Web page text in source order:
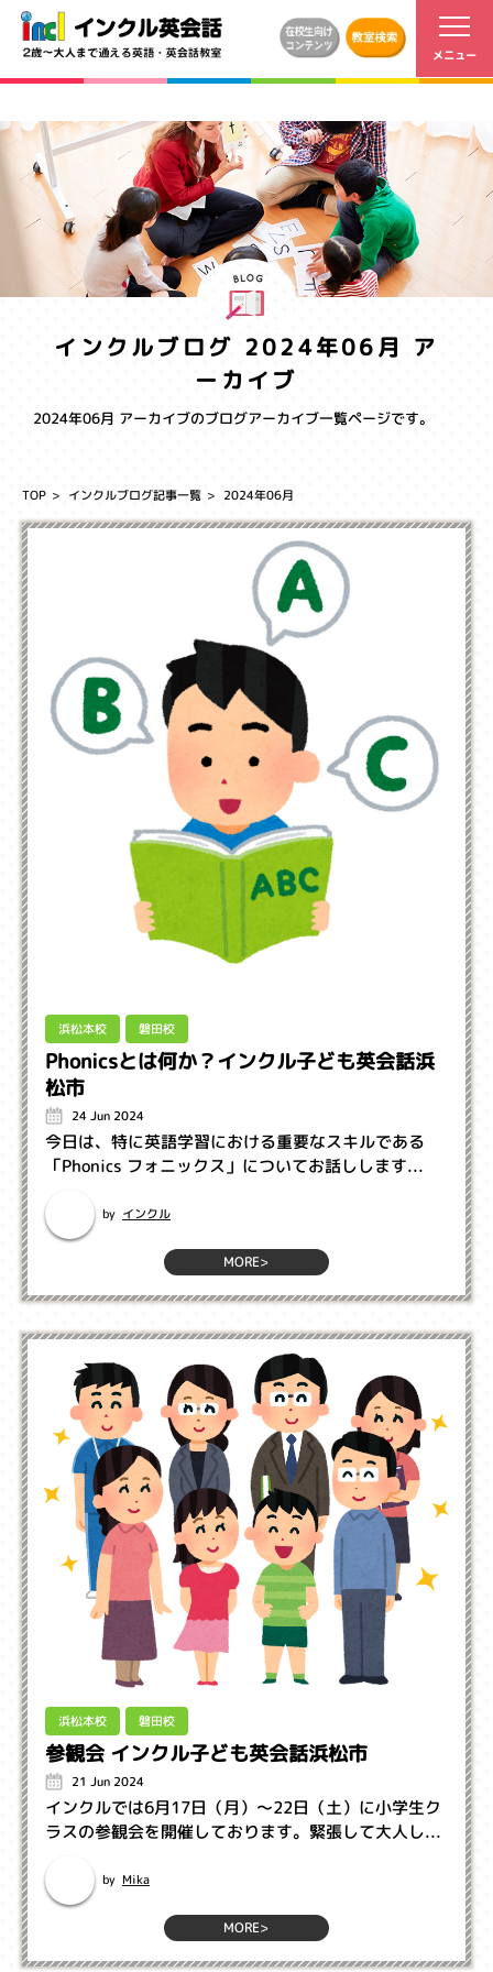
インクルブログ 2024年06月 ア
ーカイブ
2024年06月 アーカイブのブログアーカイブ一覧ページです。
TOP インクルブログ記事一覧 2024年06月
浜松本校 磐田校
Phonicsとは何か？インクル子ども英会話浜
松市
24 Jun 2024
今日は、特に英語学習における重要なスキルである
「Phonics フォニックス」についてお話しします...
by インクル
MORE>
浜松本校 磐田校
参観会 インクル子ども英会話浜松市
21 Jun 2024
インクルでは6月17日（月）～22日（土）に小学生ク
ラスの参観会を開催しております。緊張して大人し...
by Mika
MORE>